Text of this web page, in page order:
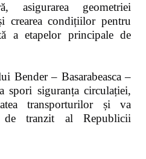
asigurarea geometriei
crearea condițiilor pentru
a etapelor principale de
Bender – Basarabeasca –
siguranța circulației,
transporturilor și va
de tranzit al Republicii